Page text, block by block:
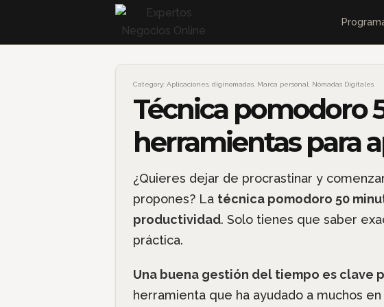
Category: Aplicaciones, diginomadas, Marca personal Nómadas Digitales
Técnica pomodoro
herramientas para
¿Quieres dejar de procrastinar y
propones? La técnica pomodoro 50
productividad. Solo tienes que saber
práctica.
Una buena gestión del tiempo es clave
herramienta que ha ayudado a muchos